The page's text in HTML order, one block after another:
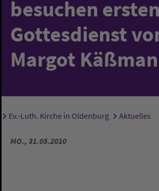
besuchen ersten
Gottesdienst
Margot
Sie sind hier:
Ev.-Luth. Kirche in Oldenburg Aktuelles
MO., 31.05.2010